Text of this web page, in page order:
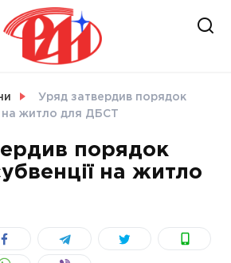
Уряд затвердив порядок
на житло для ДБСТ
порядок
на житло